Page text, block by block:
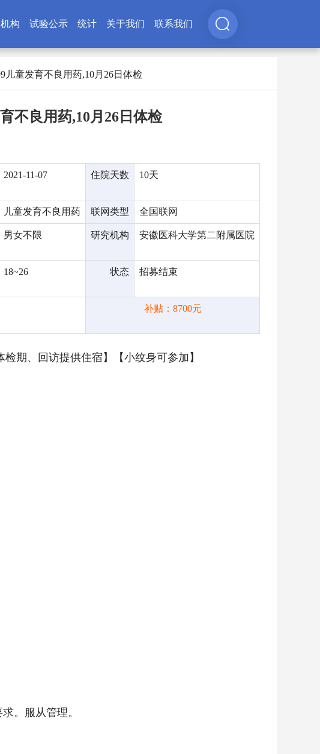
构 试验公示 统计 关于我们 联系我们
儿童发育不良用药,10月26日体检
不良用药,10月26日体检
2021-11-07 住院天数 10天
儿童发育不良用药 联网类型 全国联网
男女不限 研究机构 安徽医科大学第二附属医院
18~26 状态 招募结束
补贴：8700元
期、回访提供住宿】【小纹身可参加】
。服从管理。